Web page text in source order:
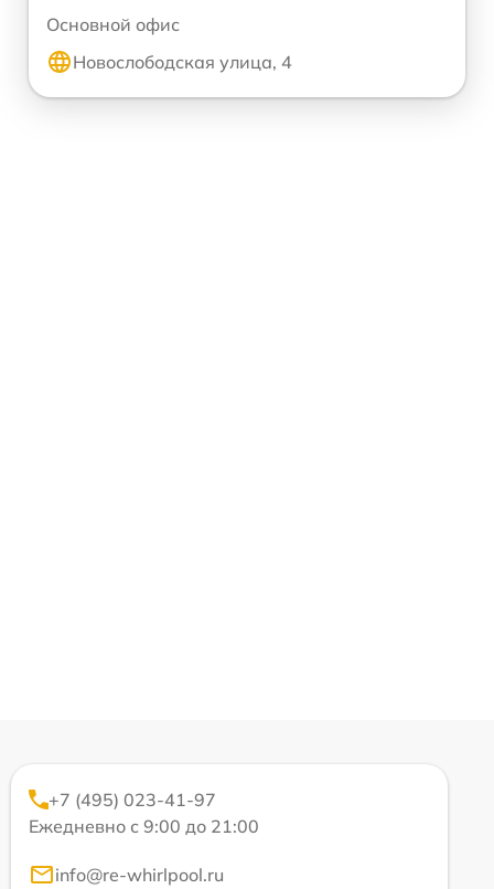
Основной офис
Новослободская улица, 4
+7 (495) 023-41-97
Ежедневно с 9:00 до 21:00
info@re-whirlpool.ru